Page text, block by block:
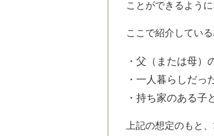
ことができるよう
ここで紹介してい
・父（または母）
・一人暮らしだっ
・持ち家のある子
上記の想定のもと